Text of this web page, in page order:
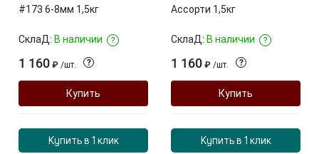
#173 6-8мм 1,5кг
СклаД: В наличии ?
1 160 ₽ /шт. ?
Купить
Купить в 1 клик
Ассорти 1,5кг
СклаД: В наличии ?
1 160 ₽ /шт. ?
Купить
Купить в 1 клик